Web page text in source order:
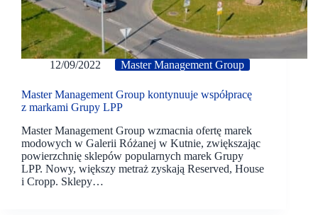
12/09/2022 Master Management Group
Master Management Group kontynuuje współpracę
z markami Grupy LPP
Master Management Group wzmacnia ofertę marek
modowych w Galerii Różanej w Kutnie, zwiększając
powierzchnię sklepów popularnych marek Grupy
LPP. Nowy, większy metraż zyskają Reserved, House
i Cropp. Sklepy…